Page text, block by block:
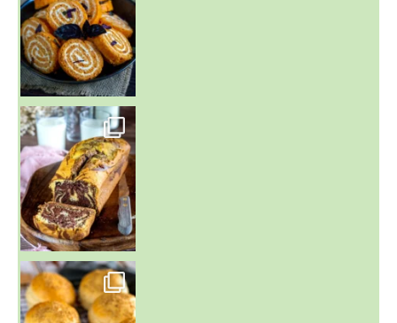
~ BUNS MAISON ~
Un peu de boulange par ici au